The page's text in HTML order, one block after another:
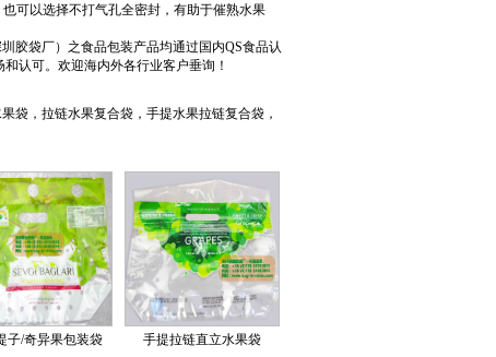
可以选择不打气孔全密封，有助于催熟水果
袋厂）之食品包装产品均通过国内QS食品认
认可。欢迎海内外各行业客户垂询！
，拉链水果复合袋，手提水果拉链复合袋，
子/奇异果包装袋 手提拉链直立水果袋